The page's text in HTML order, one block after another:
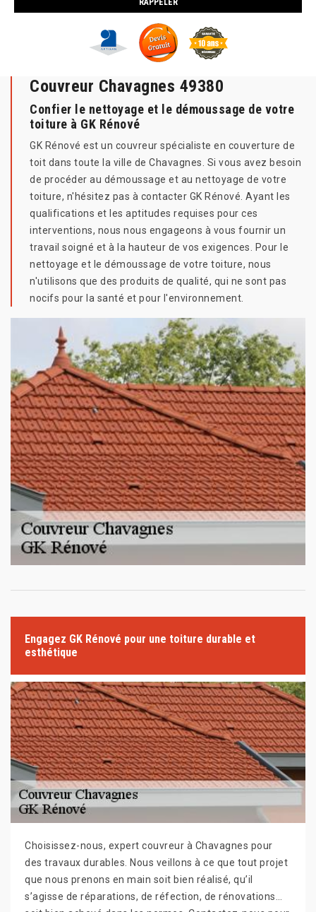
Couvreur Chavagnes 49380
Confier le nettoyage et le démoussage de votre
toiture à GK Rénové
GK Rénové est un couvreur spécialiste en couverture de
toit dans toute la ville de Chavagnes. Si vous avez besoin
de procéder au démoussage et au nettoyage de votre
toiture, n'hésitez pas à contacter GK Rénové. Ayant les
qualifications et les aptitudes requises pour ces
interventions, nous nous engageons à vous fournir un
travail soigné et à la hauteur de vos exigences. Pour le
nettoyage et le démoussage de votre toiture, nous
n'utilisons que des produits de qualité, qui ne sont pas
nocifs pour la santé et pour l'environnement.
Engagez GK Rénové pour une toiture durable et
esthétique
Choisissez-nous, expert couvreur à Chavagnes pour
des travaux durables. Nous veillons à ce que tout projet
que nous prenons en main soit bien réalisé, qu’il
s’agisse de réparations, de réfection, de rénovations…